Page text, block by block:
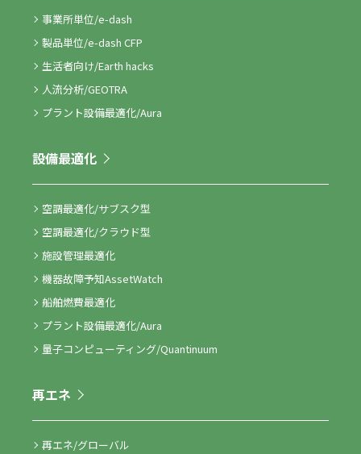
事業所単位/e-dash
製品単位/e-dash CFP
生活者向け/Earth hacks
人流分析/GEOTRA
プラント設備最適化/Aura
設備最適化
空調最適化/サブスク型
空調最適化/クラウド型
施設管理最適化
機器故障予知AssetWatch
船舶燃費最適化
プラント設備最適化/Aura
量子コンピューティング/Quantinuum
再エネ
再エネ/グローバル